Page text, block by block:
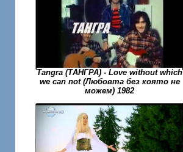
Tangra (ТАНГРА) - Love without which
we can not (Любовта без която не
можем) 1982